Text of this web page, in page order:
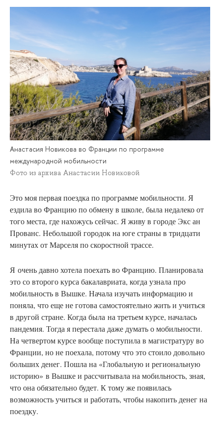
Анастасия Новикова во Франции по программе
международной мобильности
Фото из архива Анастасии Новиковой
Это моя первая поездка по программе мобильности. Я
ездила во Францию по обмену в школе, была недалеко от
того места, где нахожусь сейчас. Я живу в городе Экс ан
Прованс. Небольшой городок на юге страны в тридцати
минутах от Марселя по скоростной трассе.
Я очень давно хотела поехать во Францию. Планировала
это со второго курса бакалавриата, когда узнала про
мобильность в Вышке. Начала изучать информацию и
поняла, что еще не готова самостоятельно жить и учиться
в другой стране. Когда была на третьем курсе, началась
пандемия. Тогда я перестала даже думать о мобильности.
На четвертом курсе вообще поступила в магистратуру во
Франции, но не поехала, потому что это стоило довольно
больших денег. Пошла на «Глобальную и региональную
историю» в Вышке и рассчитывала на мобильность, зная,
что она обязательно будет. К тому же появилась
возможность учиться и работать, чтобы накопить денег на
поездку.